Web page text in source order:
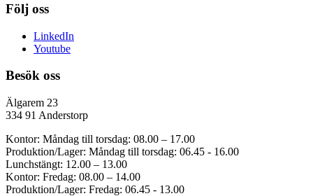
Följ oss
LinkedIn
Youtube
Besök oss
Älgarem 23
334 91 Anderstorp
Kontor: Måndag till torsdag: 08.00 – 17.00
Produktion/Lager: Måndag till torsdag: 06.45 - 16.00
Lunchstängt: 12.00 – 13.00
Kontor: Fredag: 08.00 – 14.00
Produktion/Lager: Fredag: 06.45 - 13.00